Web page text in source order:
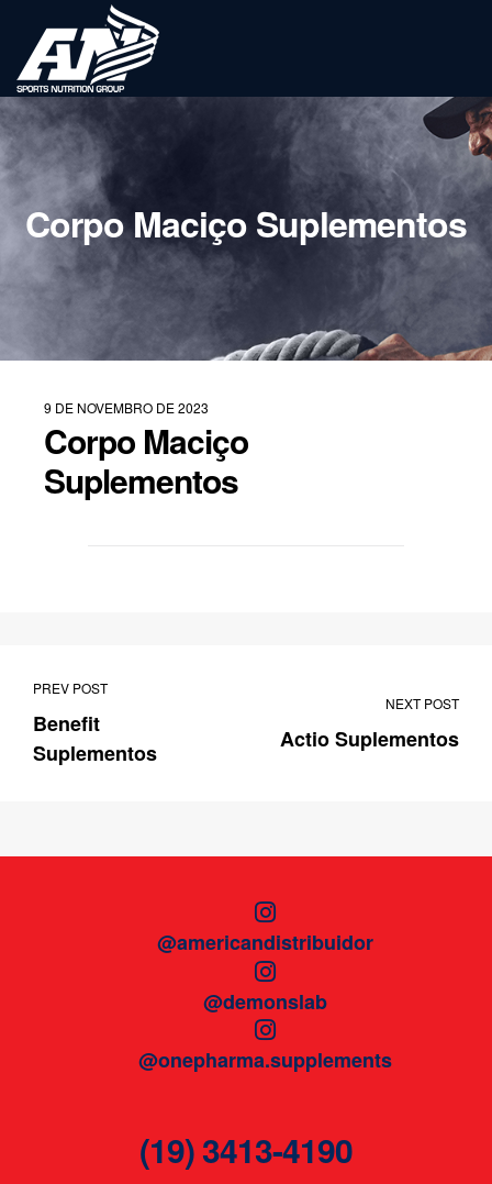
Corpo Maciço Suplementos
9 DE NOVEMBRO DE 2023
Corpo Maciço
Suplementos
PREV POST
Benefit
Suplementos
NEXT POST
Actio Suplementos
@americandistribuidor
@demonslab
@onepharma.supplements
(19) 3413-4190